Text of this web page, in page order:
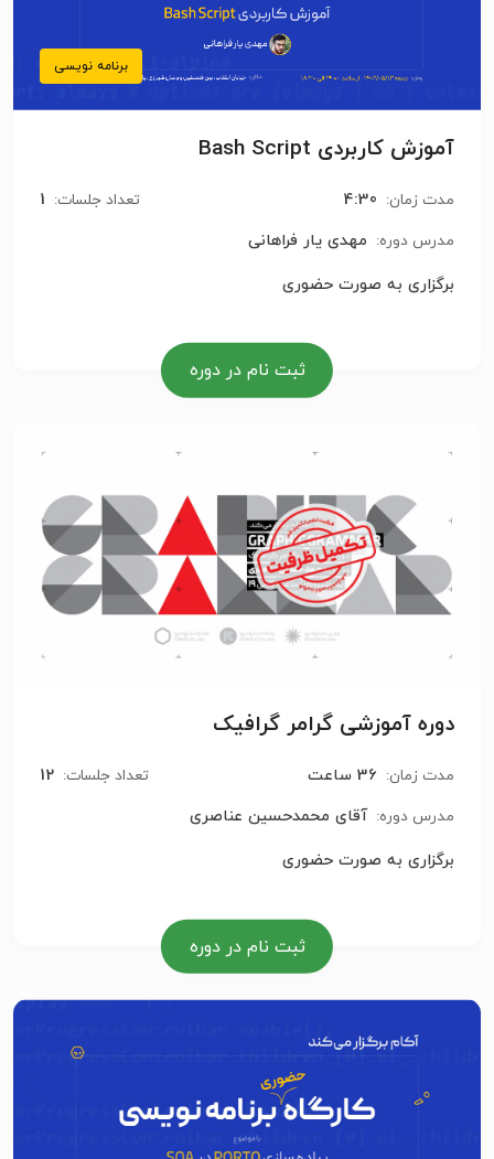
برنامه نویسی
آموزش کاربردی Bash Script
مدت زمان: 4:30 تعداد جلسات: 1
مدرس دوره: مهدی یار فراهانی
برگزاری به صورت حضوری
ثبت نام در دوره
دوره آموزشی گرامر گرافیک
مدت زمان: 36 ساعت تعداد جلسات: 12
مدرس دوره: آقای محمدحسین عناصری
برگزاری به صورت حضوری
ثبت نام در دوره